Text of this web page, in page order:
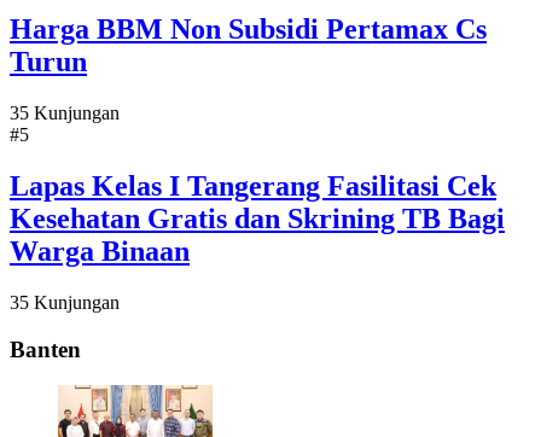
Harga BBM Non Subsidi Pertamax Cs
Turun
35 Kunjungan
#5
Lapas Kelas I Tangerang Fasilitasi Cek
Kesehatan Gratis dan Skrining TB Bagi
Warga Binaan
35 Kunjungan
Banten